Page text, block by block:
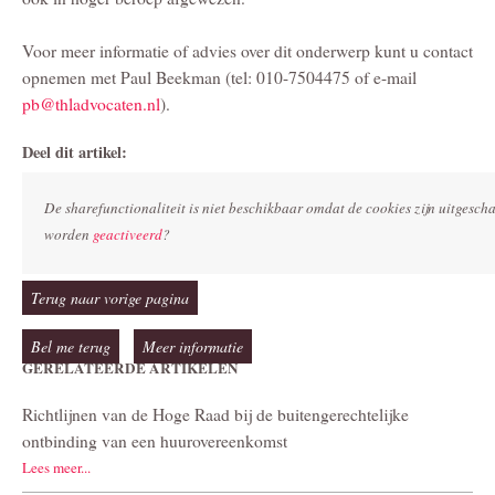
Voor meer informatie of advies over dit onderwerp kunt u contact
opnemen met Paul Beekman (tel: 010-7504475 of e-mail
pb@thladvocaten.nl).
Deel dit artikel:
De sharefunctionaliteit is niet beschikbaar omdat de cookies zijn
worden geactiveerd?
Terug naar vorige pagina
Bel me terug Meer informatie
GERELATEERDE ARTIKELEN
Richtlijnen van de Hoge Raad bij de buitengerechtelijke
ontbinding van een huurovereenkomst
Lees meer...